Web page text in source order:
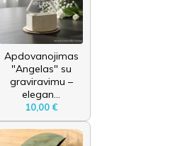
Apdovanojimas
"Angelas" su
graviravimu –
elegan...
10,00 €